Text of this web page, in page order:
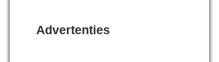
Advertenties